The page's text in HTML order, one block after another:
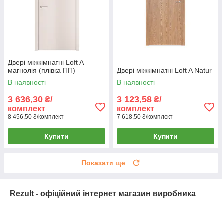
Двері міжкімнатні Loft A
магнолія (плівка ПП)
В наявності
3 636,30 ₴/
комплект
8 456,50 ₴/комплект
Купити
Двері міжкімнатні Loft A Natur
В наявності
3 123,58 ₴/
комплект
7 618,50 ₴/комплект
Купити
Показати ще
Rezult - офіційний інтернет магазин виробника